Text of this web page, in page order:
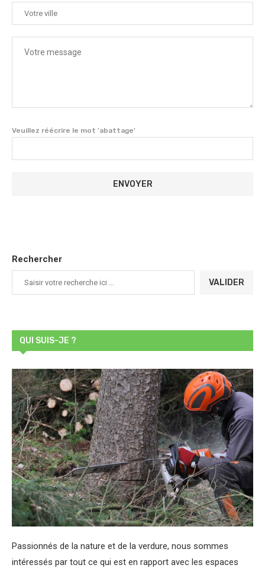
Veuillez réécrire le mot 'abattage'
Rechercher
VALIDER
QUI SUIS-JE ?
Passionnés de la nature et de la verdure, nous sommes
intéressés par tout ce qui est en rapport avec les espaces